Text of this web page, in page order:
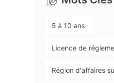
9
5 à 10 ans
Licence de
Région d'affaires